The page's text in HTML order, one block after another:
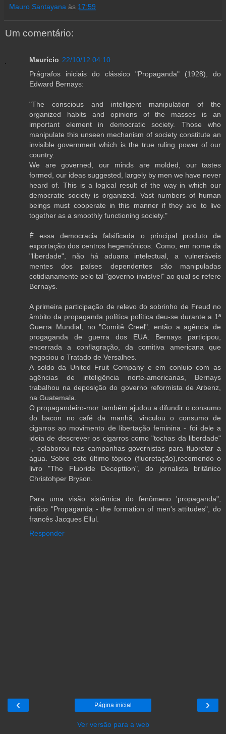
Mauro Santayana às 17:59
Um comentário:
Maurício 22/10/12 04:10
Prágrafos iniciais do clássico "Propaganda" (1928), do
Edward Bernays:
"The conscious and intelligent manipulation of the
organized habits and opinions of the masses is an
important element in democratic society. Those who
manipulate this unseen mechanism of society constitute an
invisible government which is the true ruling power of our
country.
We are governed, our minds are molded, our tastes
formed, our ideas suggested, largely by men we have never
heard of. This is a logical result of the way in which our
democratic society is organized. Vast numbers of human
beings must cooperate in this manner if they are to live
together as a smoothly functioning society."
É essa democracia falsificada o principal produto de
exportação dos centros hegemônicos. Como, em nome da
"liberdade", não há aduana intelectual, a vulneráveis
mentes dos países dependentes são manipuladas
cotidianamente pelo tal "governo invisível" ao qual se refere
Bernays.
A primeira participação de relevo do sobrinho de Freud no
âmbito da propaganda política política deu-se durante a 1ª
Guerra Mundial, no "Comitê Creel", então a agência de
progaganda de guerra dos EUA. Bernays participou,
encerrada a conflagração, da comitiva americana que
negociou o Tratado de Versalhes.
A soldo da United Fruit Company e em conluio com as
agências de inteligência norte-americanas, Bernays
trabalhou na deposição do governo reformista de Arbenz,
na Guatemala.
O propagandeiro-mor também ajudou a difundir o consumo
do bacon no café da manhã, vinculou o consumo de
cigarros ao movimento de libertação feminina - foi dele a
ideia de descrever os cigarros como "tochas da liberdade"
-, colaborou nas campanhas governistas para fluoretar a
água. Sobre este último tópico (fluoretação),recomendo o
livro "The Fluoride Decepttion", do jornalista britânico
Christohper Bryson.
Para uma visão sistêmica do fenômeno 'propaganda",
indico "Propaganda - the formation of men's attitudes", do
francês Jacques Ellul.
Responder
‹ ›
Página inicial
Ver versão para a web